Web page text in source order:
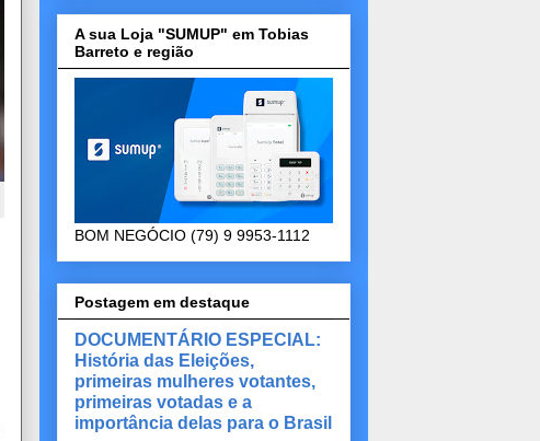
A sua Loja "SUMUP" em Tobias
Barreto e região
BOM NEGÓCIO (79) 9 9953-1112
Postagem em destaque
DOCUMENTÁRIO ESPECIAL:
História das Eleições,
primeiras mulheres votantes,
primeiras votadas e a
importância delas para o Brasil